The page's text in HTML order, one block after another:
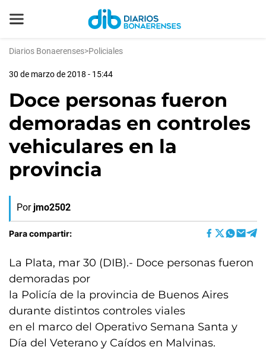
Diarios Bonaerenses>Policiales
30 de marzo de 2018 - 15:44
Doce personas fueron
demoradas en controles
vehiculares en la
provincia
Por jmo2502
Para compartir:
La Plata, mar 30 (DIB).- Doce personas fueron
demoradas por
la Policía de la provincia de Buenos Aires
durante distintos controles viales
en el marco del Operativo Semana Santa y
Día del Veterano y Caídos en Malvinas.